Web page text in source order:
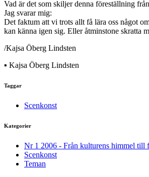
Vad är det som skiljer denna föreställning
Jag svarar mig:
Det faktum att vi trots allt få lära oss något
kan känna igen sig. Eller åtminstone skratta
/Kajsa Öberg Lindsten
▪ Kajsa Öberg Lindsten
Taggar
Scenkonst
Kategorier
Nr 1 2006 - Från kulturens himmel till
Scenkonst
Teman